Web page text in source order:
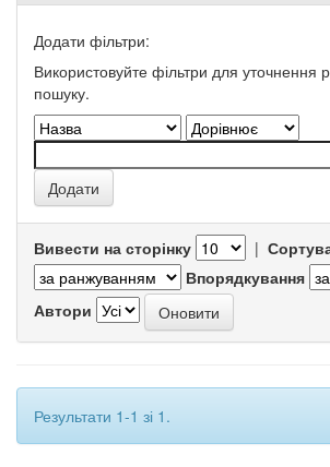
Додати фільтри:
Використовуйте фільтри для уточнення
пошуку.
Вивести на сторінку |
Впорядкування
Автори
Результати 1-1 зі 1.